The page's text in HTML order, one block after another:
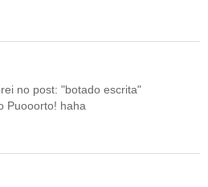
no post: "botado escrita"
Puooorto! haha